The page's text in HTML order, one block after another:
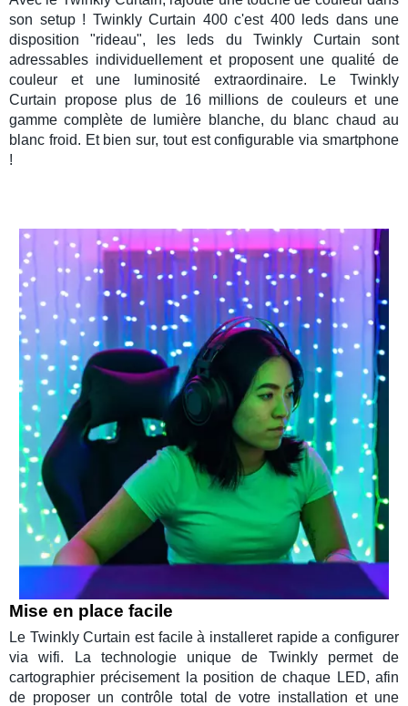
son setup ! Twinkly Curtain 400 c'est 400 leds dans une
disposition "rideau", les leds du Twinkly Curtain sont
adressables individuellement et proposent une qualité de
couleur et une luminosité extraordinaire. LeTwinkly
Curtain propose plus de 16 millions de couleurs et une
gamme complète de lumière blanche, du blanc chaud au
blanc froid. Et bien sur, tout est configurable via smartphone
!
Mise en place facile
Le Twinkly Curtainest facile à installeret rapide a configurer
via wifi. La technologie unique de Twinkly permet de
cartographier précisement la position de chaque LED, afin
de proposer un contrôle total de votre installation et une